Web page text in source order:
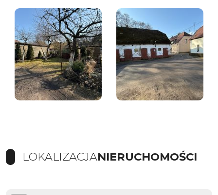
LOKALIZACJANIERUCHOMOŚCI